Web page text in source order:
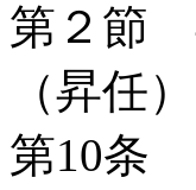
第２節
（昇任）
第10条